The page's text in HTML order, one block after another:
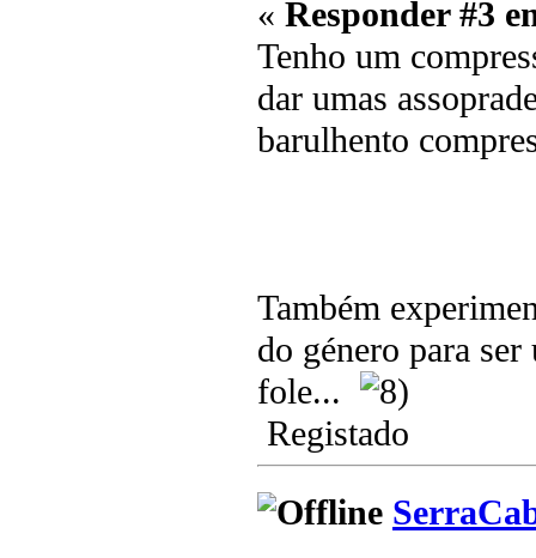
« Responder #3
Tenho um
dar umas
barulhento
Também
do género para
fole...
Registado